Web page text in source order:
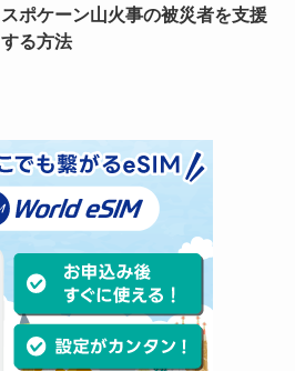
スポケーン山火事の被災者を支援
する方法